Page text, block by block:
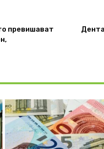
превишават